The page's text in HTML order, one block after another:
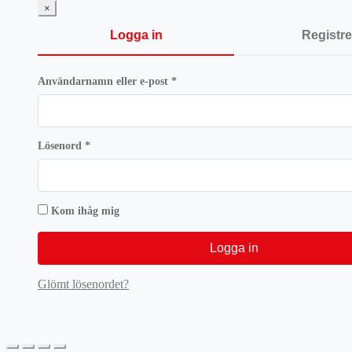
×
Logga in
Användarnamn eller e-post *Obligatoriskt
Lösenord *Obligatoriskt
Kom ihåg mig
Logga in
Glömt lösenordet?